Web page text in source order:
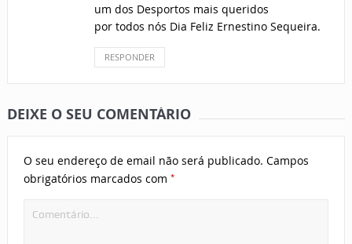
um dos Desportos mais queridos
por todos nós Dia Feliz Ernestino Sequeira.
RESPONDER
DEIXE O SEU COMENTÁRIO
O seu endereço de email não será publicado. Campos
obrigatórios marcados com *